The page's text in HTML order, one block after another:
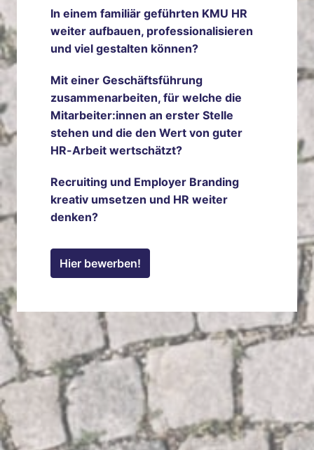
In einem familiär geführten KMU HR
weiter aufbauen, professionalisieren
und viel gestalten können?
Mit einer Geschäftsführung
zusammenarbeiten, für welche die
Mitarbeiter:innen an erster Stelle
stehen und die den Wert von guter
HR-Arbeit wertschätzt?
Recruiting und Employer Branding
kreativ umsetzen und HR weiter
denken?
Hier bewerben!